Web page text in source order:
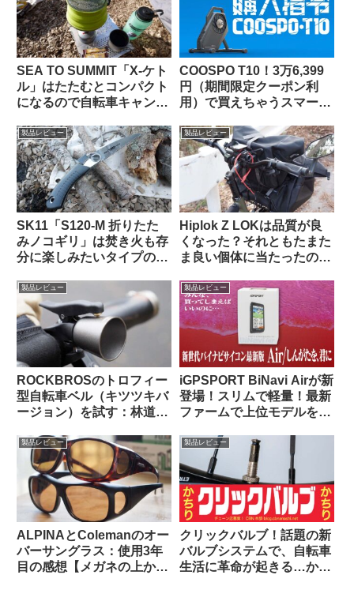
SEA TO SUMMIT「X-ケト
ル」はたたむとコンパクト
になるので自転車キャンツ
ン
COOSPO T10！3万6,399
円（期間限定クーポン利
用）で買えちゃうスマート
になるの？（なりまし
た！）
製品レビュー
SK11「S120-M 折りたた
みノコギリ」は焚き火も存
分に楽しみたいタイプの自
くと便利な時がある
製品レビュー
Hiplok Z LOKは品質が良
くなった？それともたまた
ま良い個体に当たったの
製品レビュー
ROCKBROSのトロフィー
型自転車ベル（キツツキバ
ージョン）を試す：林道サ
リ出会わないために…
製品レビュー
iGPSPORT BiNavi Airが新
登場！スリムで軽量！最新
ファームで上位モデルを下
製品レビュー
ALPINAとColemanのオー
バーサングラス：使用3年
目の感想【メガネの上から
製品レビュー
クリックバルブ！話題の新
バルブシステムで、自転車
生活に革命が起きる…か